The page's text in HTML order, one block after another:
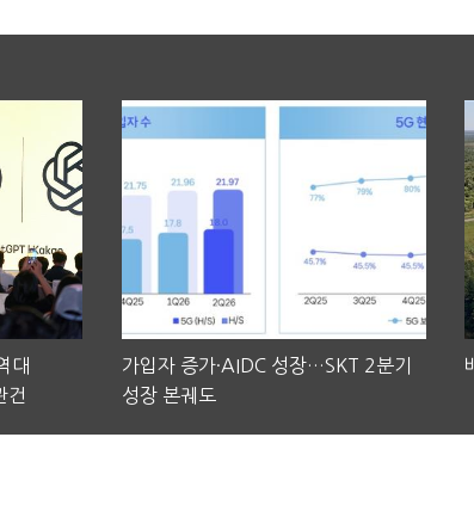
대
건
가입자 증가·AIDC 성장…SKT 2분기
성장 본궤도